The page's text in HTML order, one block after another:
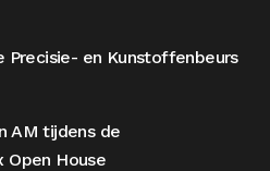
Precisie- en Kunstoffenbeurs
AM tijdens de
Open House